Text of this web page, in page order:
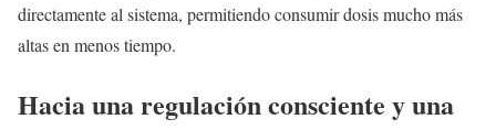
directamente al sistema, permitiendo consumir dosis mucho más
altas en menos tiempo.
Hacia una regulación consciente y una